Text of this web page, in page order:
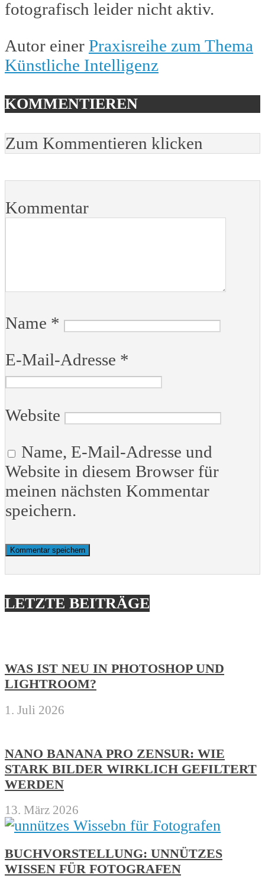
fotografisch leider nicht aktiv.
Autor einer Praxisreihe zum Thema
Künstliche Intelligenz
KOMMENTIEREN
Zum Kommentieren klicken
Kommentar
Name *
E-Mail-Adresse *
Website
Name, E-Mail-Adresse und
Website in diesem Browser für
meinen nächsten Kommentar
speichern.
LETZTE BEITRÄGE
WAS IST NEU IN PHOTOSHOP UND
LIGHTROOM?
1. Juli 2026
NANO BANANA PRO ZENSUR: WIE
STARK BILDER WIRKLICH GEFILTERT
WERDEN
13. März 2026
BUCHVORSTELLUNG: UNNÜTZES
WISSEN FÜR FOTOGRAFEN